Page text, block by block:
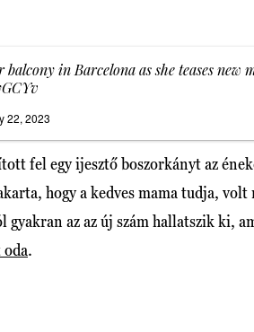
in Barcelona as she teases new
22, 2023
fel egy ijesztő boszorkányt az
hogy a kedves mama tudja,
gyakran az az új szám hallatszik ki,
.